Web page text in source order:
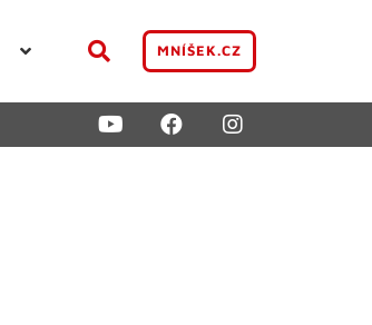
MNÍŠEK.CZ